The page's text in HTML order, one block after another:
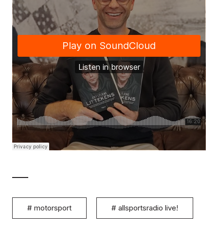
# motorsport # allsportsradio live!